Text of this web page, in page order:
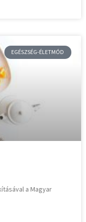
EGÉSZSÉG-ÉLETMÓD
a Magyar